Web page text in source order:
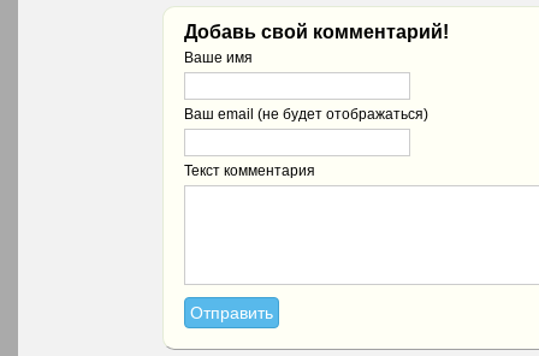
Добавь свой комментарий!
Ваше имя
Ваш email (не будет отображаться)
Текст комментария